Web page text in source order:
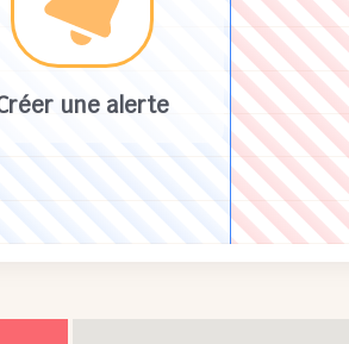
une alerte